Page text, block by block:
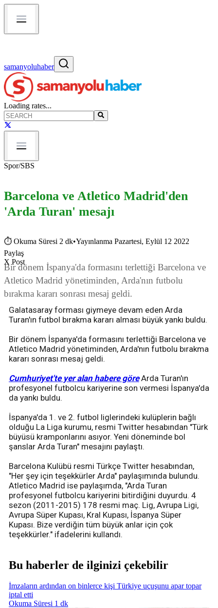
samanyoluhaber
Loading rates...
Spor/SBS
Barcelona ve Atletico Madrid'den
'Arda Turan' mesajı
⏱ Okuma Süresi 2 dk•Yayınlanma Pazartesi, Eylül 12 2022
Paylaş
X Post
Bir dönem İspanya'da formasını terlettiği Barcelona ve
Atletico Madrid yönetiminden, Arda'nın futbolu
bırakma kararı sonrası mesaj geldi.
Galatasaray forması giymeye devam eden Arda
Turan'ın futbol bırakma kararı alması büyük yankı buldu.
Bir dönem İspanya'da formasını terlettiği Barcelona ve
Atletico Madrid yönetiminden, Arda'nın futbolu bırakma
kararı sonrası mesaj geldi.
Cumhuriyet'te yer alan habere göreArda Turan'ın
profesyonel futbolcu kariyerine son vermesi İspanya'da
da yankı buldu.
İspanya'da 1. ve 2. futbol liglerindeki kulüplerin bağlı
olduğu La Liga kurumu, resmi Twitter hesabından "Türk
büyüsü kramponlarını asıyor. Yeni döneminde bol
şanslar Arda Turan" mesajını paylaştı.
Barcelona Kulübü resmi Türkçe Twitter hesabından,
"Her şey için teşekkürler Arda" paylaşımında bulundu.
Atletico Madrid ise paylaşımda, "Arda Turan
profesyonel futbolcu kariyerini bitirdiğini duyurdu. 4
sezon (2011-2015) 178 resmi maç. Lig, Avrupa Ligi,
Avrupa Süper Kupası, Kral Kupası, İspanya Süper
Kupası. Bize verdiğin tüm büyük anlar için çok
teşekkürler." ifadelerini kullandı.
Bu haberler de ilginizi çekebilir
İmzaların ardından on binlerce kişi Türkiye uçuşunu apar topar
iptal etti
Okuma Süresi 1 dk